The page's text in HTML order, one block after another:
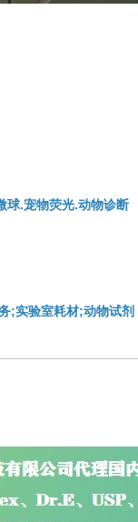
球.宠物荧光.动物诊断
;实验室耗材;动物试剂